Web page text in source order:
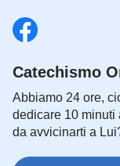
Catechismo
Abbiamo 24 ore,
dedicare 10 minuti
da avvicinarti a